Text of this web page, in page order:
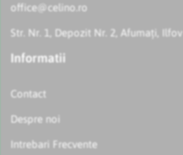
office@celino.ro
Str. Nr. 1, Depozit Nr. 2, Afumați, Ilfov
Informatii
Contact
Despre noi
Intrebari Frecvente